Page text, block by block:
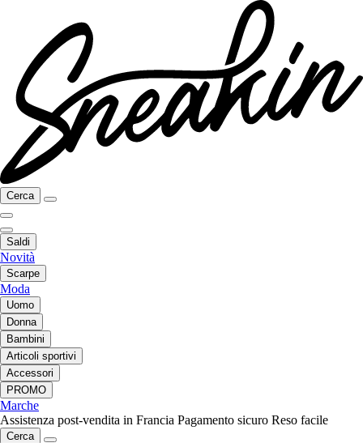
Cerca
Saldi
Novità
Scarpe
Moda
Uomo
Donna
Bambini
Articoli sportivi
Accessori
PROMO
Marche
Assistenza post-vendita in Francia Pagamento sicuro Reso facile
Cerca